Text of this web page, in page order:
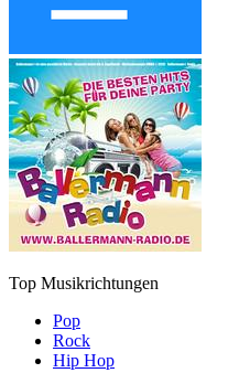
Top Musikrichtungen
Pop
Rock
Hip Hop